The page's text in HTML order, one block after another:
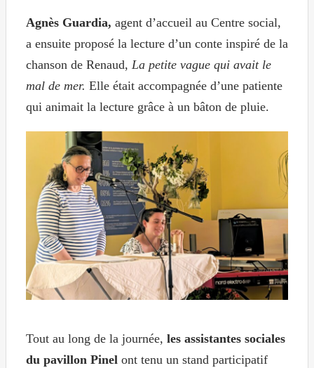
Agnès Guardia, agent d’accueil au Centre social,
aensuite proposé la lecture d’un conte inspiré de la
chanson de Renaud, La petite vague qui avait le
mal de mer. Elle était accompagnée d’une patiente
qui animait la lecture grâce à un bâton de pluie.
Tout au long de la journée, les assistantes sociales
du pavillon Pinelont tenu un stand participatif